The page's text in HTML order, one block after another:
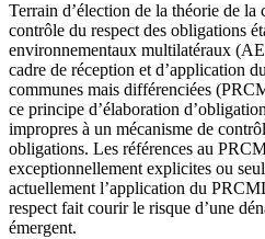
Terrain d’élection de la théorie de la
contrôle du respect des obligations
environnementaux multilatéraux
cadre de réception et d’application
communes mais différenciées
ce principe d’élaboration
impropres à un mécanisme de
obligations. Les références au
exceptionnellement explicites ou
actuellement l’application du
respect fait courir le risque d’une
émergent.